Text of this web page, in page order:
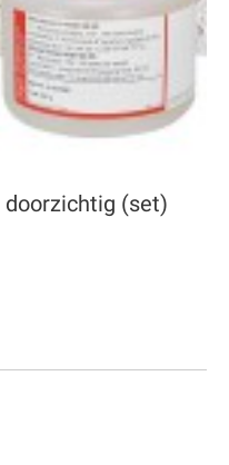
doorzichtig (set)